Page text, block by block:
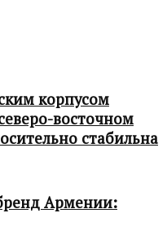
корпусом
восточном
стабильна
Армении: